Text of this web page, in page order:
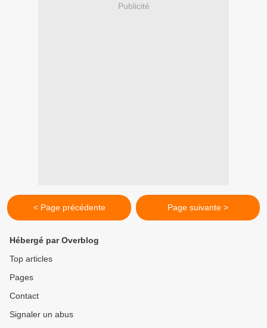
Publicité
< Page précédente Page suivante >
Hébergé par Overblog
Top articles
Pages
Contact
Signaler un abus